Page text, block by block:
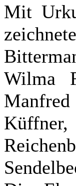
Mit
Wilma
Manfred